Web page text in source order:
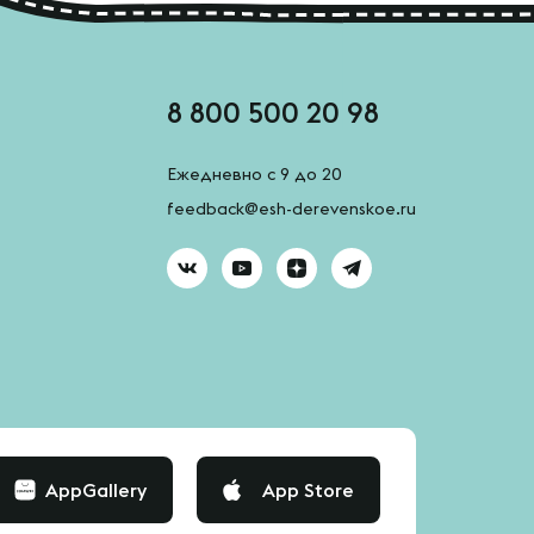
8 800 500 20 98
Ежедневно с 9 до 20
feedback@esh-derevenskoe.ru
AppGallery App Store